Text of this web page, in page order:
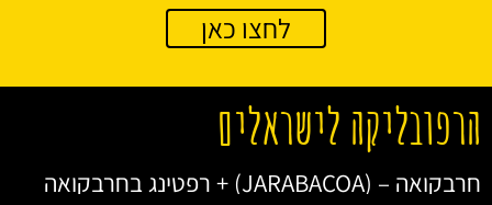
לחצו כאן
הרפובליקה לישראלים
חרבקואה – (JARABACOA) + רפטינג בחרבקואה